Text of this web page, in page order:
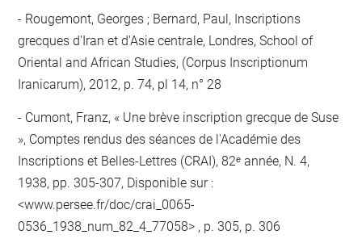
Rougemont, Georges ; Bernard, Paul, Inscriptions
grecques d'Iran et d'Asie centrale, Londres, School of
Oriental and African Studies, (Corpus Inscriptionum
Iranicarum), 2012, p. 74, pl 14, n° 28
Cumont, Franz, « Une brève inscription grecque de Suse
», Comptes rendus des séances de l'Académie des
Inscriptions et Belles-Lettres (CRAI), 82ᵉ année, N. 4,
1938, pp. 305-307, Disponible sur :
<www.persee.fr/doc/crai_0065-
0536_1938_num_82_4_77058> , p. 305, p. 306